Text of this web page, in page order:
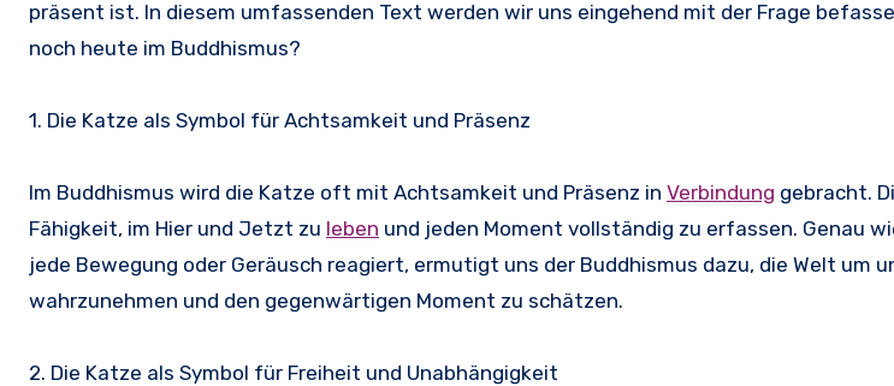
präsent ist. In diesem umfassenden Text werden wir uns eingehend mit der Frage
noch heute im Buddhismus?
1. Die Katze als Symbol für Achtsamkeit und Präsenz
Im Buddhismus wird die Katze oft mit Achtsamkeit und Präsenz in Verbindung gebracht.
Fähigkeit, im Hier und Jetzt zu leben und jeden Moment vollständig zu erfassen. Genau
jede Bewegung oder Geräusch reagiert, ermutigt uns der Buddhismus dazu, die Welt um
wahrzunehmen und den gegenwärtigen Moment zu schätzen.
2. Die Katze als Symbol für Freiheit und Unabhängigkeit